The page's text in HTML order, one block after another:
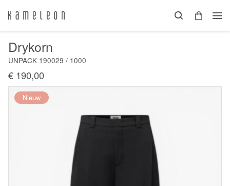
Drykorn
UNPACK 190029 / 1000
€ 190,00
Nieuw